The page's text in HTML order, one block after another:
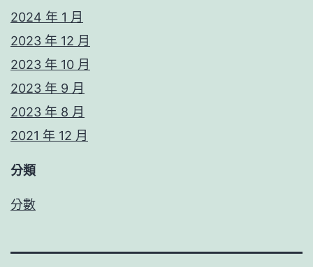
2024 年 1 月
2023 年 12 月
2023 年 10 月
2023 年 9 月
2023 年 8 月
2021 年 12 月
分類
分數